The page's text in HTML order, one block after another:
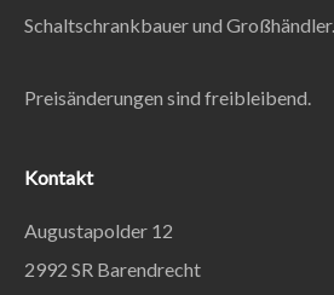
Schaltschrankbauer und Großhändler.
Preisänderungen sind freibleibend.
Kontakt
Augustapolder 12
2992 SR Barendrecht